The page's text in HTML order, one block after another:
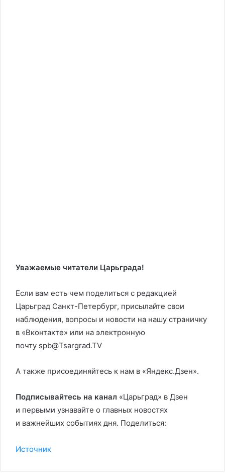
Уважаемые читатели Царьграда!
Если вам есть чем поделиться с редакцией
Царьград Санкт-Петербург, присылайте свои
наблюдения, вопросы и новости на нашу страничку
в «Вконтакте» или на электронную
почту spb@Tsargrad.TV
А также присоединяйтесь к нам в «Яндекс.Дзен».
Подписывайтесь на канал «Царьград» в Дзен
и первыми узнавайте о главных новостях
и важнейших событиях дня. Поделиться:
Источник